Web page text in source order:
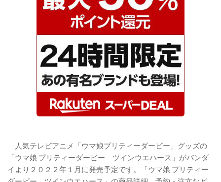
人気テレビアニメ「ウマ娘プリティーダービー」グッズの
「ウマ娘 プリティーダービー ツインウエハース」がバンダ
イより２０２２年１月に発売予定です。「ウマ娘 プリティー